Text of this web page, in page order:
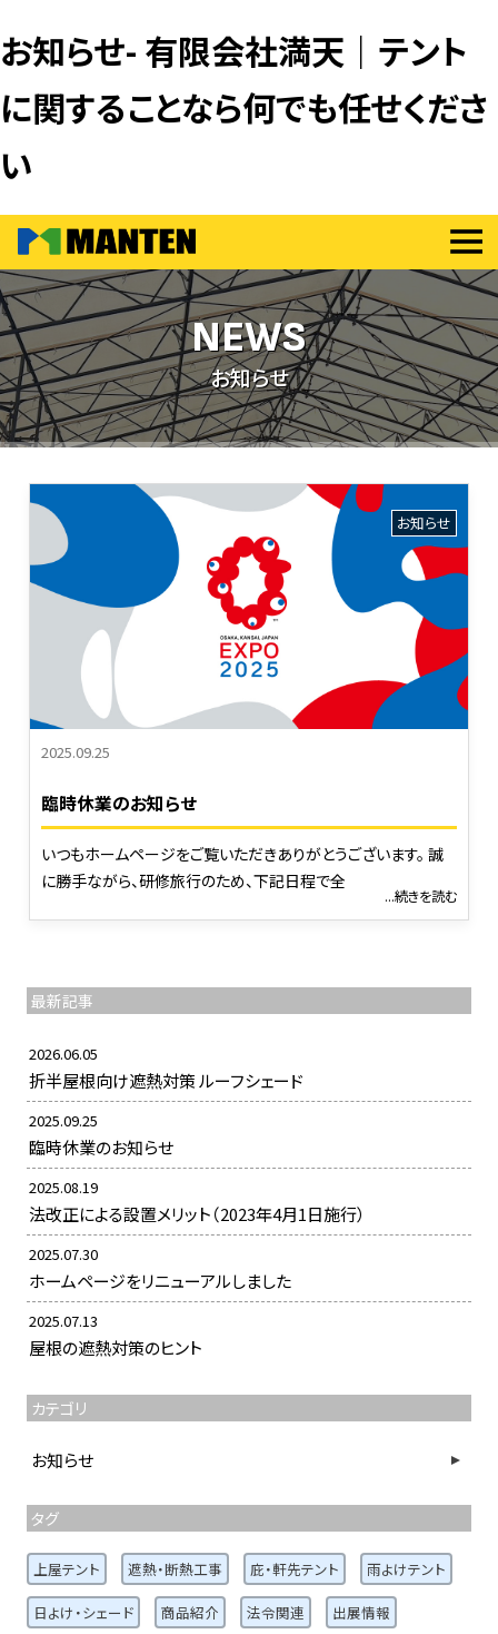
お知らせ- 有限会社満天｜テント
に関することなら何でも任せくださ
い
NEWS
お知らせ
2025.09.25
臨時休業のお知らせ
お知らせ
いつもホームページをご覧いただきありがとうございます。 誠
に勝手ながら、研修旅行のため、下記日程で全
...続きを読む
最新記事
2026.06.05
折半屋根向け遮熱対策 ルーフシェード
2025.09.25
臨時休業のお知らせ
2025.08.19
法改正による設置メリット（2023年4月1日施行）
2025.07.30
ホームページをリニューアルしました
2025.07.13
屋根の遮熱対策のヒント
カテゴリ
お知らせ
タグ
上屋テント 遮熱・断熱工事 庇・軒先テント 雨よけテント
日よけ・シェード 商品紹介 法令関連 出展情報